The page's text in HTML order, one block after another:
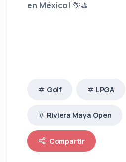
en México! 🌴⛳
Golf LPGA
Riviera Maya Open
Compartir